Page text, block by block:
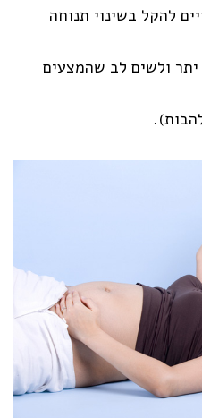
להקל בשינוי תנוחה
ולשים לב שהמצעים